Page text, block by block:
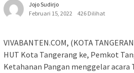
Jojo Sudirjo
Februari 15, 2022
426 Dilihat
VIVABANTEN.COM, (KOTA
HUT Kota Tangerang ke, Pemkot
Ketahanan Pangan menggelar acara